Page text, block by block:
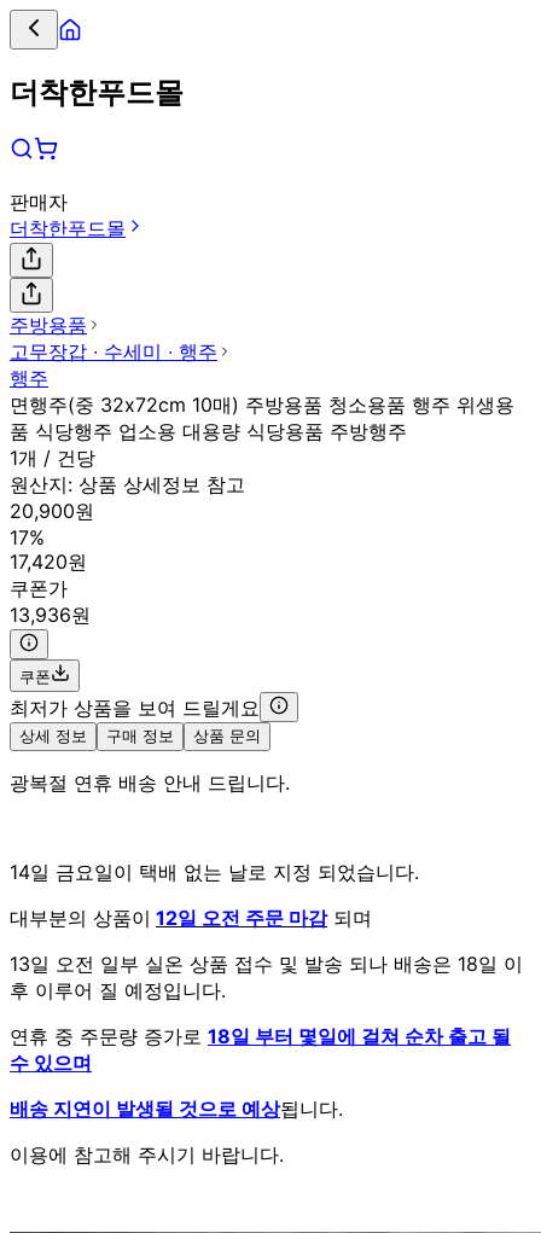
더착한푸드몰
판매자
더착한푸드몰
주방용품
고무장갑 ∙ 수세미 ∙ 행주
행주
면행주(중 32x72cm 10매) 주방용품 청소용품 행주 위생용
품 식당행주 업소용 대용량 식당용품 주방행주
1개 / 건당
원산지: 상품 상세정보 참고
20,900원
17%
17,420원
쿠폰가
13,936원
쿠폰
최저가 상품을 보여 드릴게요
상세 정보 구매 정보 상품 문의
광복절 연휴 배송 안내 드립니다.
14일 금요일이 택배 없는 날로 지정 되었습니다.
대부분의 상품이 12일 오전 주문 마감되며
13일 오전 일부 실온 상품 접수 및 발송 되나 배송은 18일 이
후 이루어 질 예정입니다.
연휴 중 주문량 증가로 18일 부터 몇일에 걸쳐 순차 출고 될
수 있으며
배송 지연이 발생될 것으로 예상됩니다.
이용에 참고해 주시기 바랍니다.